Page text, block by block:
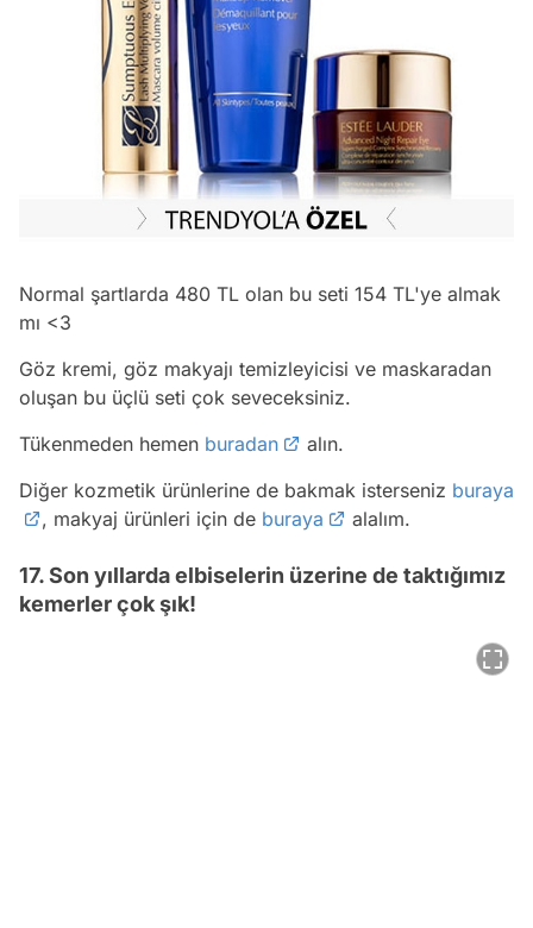
Normal şartlarda 480 TL olan bu seti 154 TL'ye almak
mı <3
Göz kremi, göz makyajı temizleyicisi ve maskaradan
oluşan bu üçlü seti çok seveceksiniz.
Tükenmeden hemen buradan
alın.
Diğer kozmetik ürünlerine de bakmak isterseniz buraya
, makyaj ürünleri için de buraya alalım.
17. Son yıllarda elbiselerin üzerine de taktığımız
kemerler çok şık!